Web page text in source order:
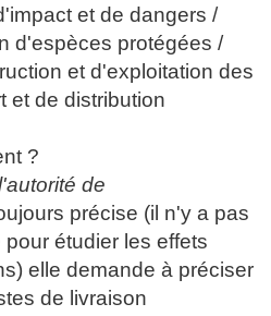
et de dangers /
d'espèces protégées /
et d'exploitation des
et de distribution
?
de
précise (il n'y a pas
étudier les effets
elle demande à préciser
de livraison